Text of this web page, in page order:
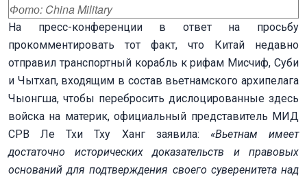
Фото: China Military
На пресс-конференции в ответ на просьбу
прокомментировать тот факт, что Китай недавно
отправил транспортный корабль к рифам Мисчиф, Суби
и Чытхап, входящим в состав вьетнамского архипелага
Чыонгша, чтобы перебросить дислоцированные здесь
войска на материк, официальный представитель МИД
СРВ Ле Тхи Тху Ханг заявила: «Вьетнам имеет
достаточно исторических доказательств и правовых
оснований дляподтверждения своего суверенитета над